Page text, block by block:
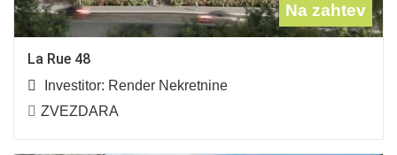
Na zahtev
La Rue 48
Investitor: Render Nekretnine
ZVEZDARA